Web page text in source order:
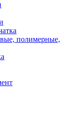
полимерные,